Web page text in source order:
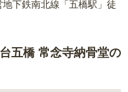
地下鉄南北線「五橋駅」徒
五橋 常念寺納骨堂の